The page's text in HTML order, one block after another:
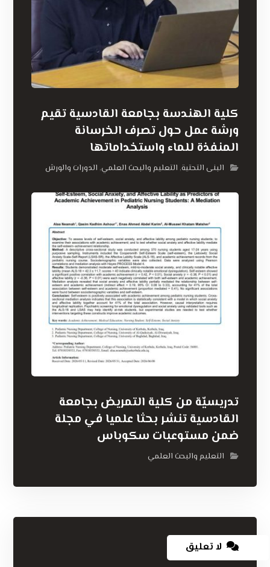
كلية الهندسة بجامعة القادسية تقيم
ورشة عمل حول تصرف الخرسانة
المنفذة للماء واستخداماتها
البنى التحتية, التعليم والبحث العلمي, الدورات والورش
تدريسيّة من كلية التمريض بجامعة
القادسية تنشر بحثا علميا في مجلة
ضمن مستوعبات سكوباس
التعليم والبحث العلمي
لا تعليق